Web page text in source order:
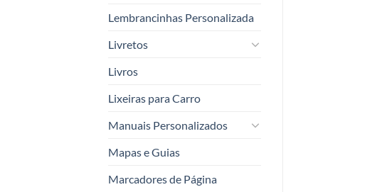
Lembrancinhas Personalizada
Livretos
Livros
Lixeiras para Carro
Manuais Personalizados
Mapas e Guias
Marcadores de Página